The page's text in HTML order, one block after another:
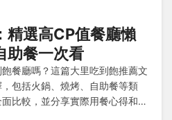
精選高CP值餐廳懶
助餐一次看
餐廳嗎？這篇大里吃到飽推薦文
包括火鍋、燒烤、自助餐等類
比較，並分享實際用餐心得和省